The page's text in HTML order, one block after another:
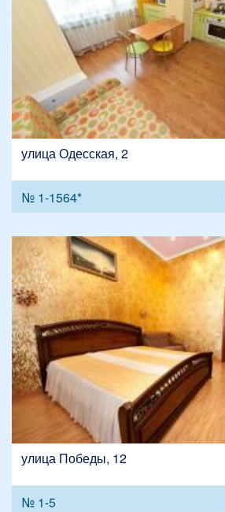
улица Одесская, 2
№ 1-1564*
улица Победы, 12
№ 1-5